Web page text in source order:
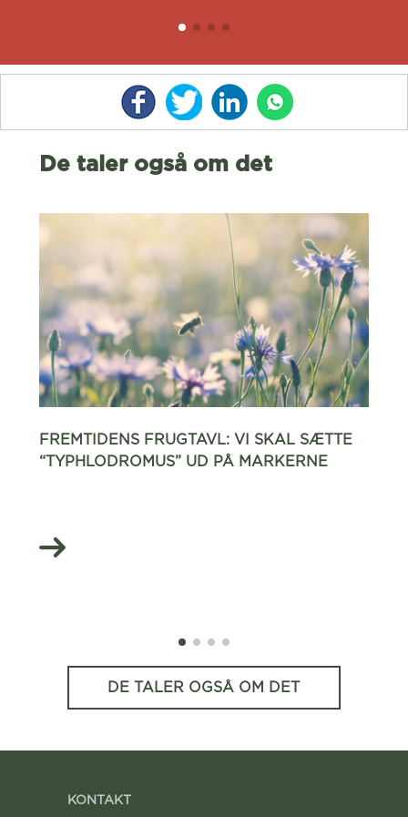
De taler også om det
FREMTIDENS FRUGTAVL: VI SKAL SÆTTE
“TYPHLODROMUS” UD PÅ MARKERNE
DE TALER OGSÅ OM DET
KONTAKT